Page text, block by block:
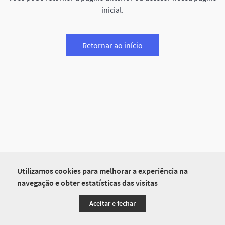
Utilizamos cookies para melhorar a experiência na
navegação e obter estatísticas das visitas
Aceitar e fechar
inicial.
Retornar ao início